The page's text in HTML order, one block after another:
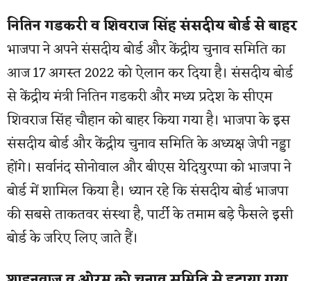
नितिन गडकरी व शिवराज सिंह संसदीय बोर्ड से बाहर
भाजपा ने अपने संसदीय बोर्ड और केंद्रीय चुनाव समिति का
आज 17 अगस्त 2022 को ऐलान कर दिया है। संसदीय बोर्ड
से केंद्रीय मंत्री नितिन गडकरी और मध्य प्रदेश के सीएम
शिवराज सिंह चौहान को बाहर किया गया है। भाजपा के इस
संसदीय बोर्ड और केंद्रीय चुनाव समिति के अध्यक्ष जेपी नड्डा
होंगे। सर्वानंद सोनोवाल और बीएस येदियुरप्पा को भाजपा ने
बोर्ड में शामिल किया है। ध्यान रहे कि संसदीय बोर्ड भाजपा
की सबसे ताकतवर संस्था है, पार्टी के तमाम बड़े फैसले इसी
बोर्ड के जरिए लिए जाते हैं।